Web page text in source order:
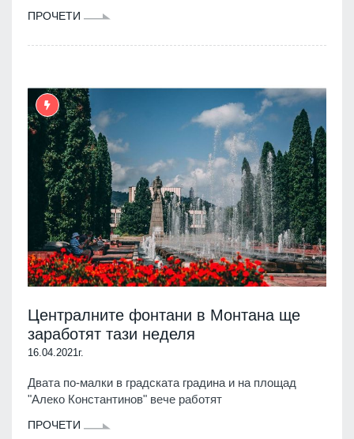
ПРОЧЕТИ
Централните фонтани в Монтана ще
заработят тази неделя
16.04.2021г.
Двата по-малки в градската градина и на площад
"Алеко Константинов" вече работят
ПРОЧЕТИ